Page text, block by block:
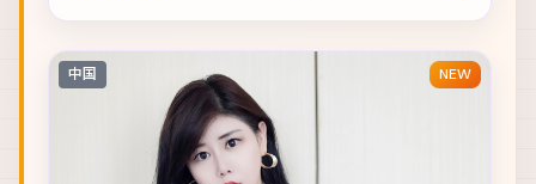
中国 NEW